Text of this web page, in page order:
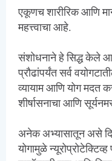
एकूणच शारीरिक आणि
महत्त्वाचा आहे.
संशोधनाने हे सिद्ध केले
प्रौढांपर्यंत सर्व
व्यायाम आणि योग मदत
शीर्षासनाचा आणि
अनेक अभ्यासातून असे
योगामुळे